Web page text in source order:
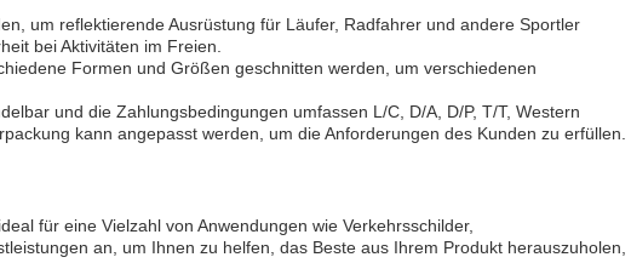
um reflektierende Ausrüstung für Läufer, Radfahrer und andere Sportler
bei Aktivitäten im Freien.
Formen und Größen geschnitten werden, um verschiedenen
und die Zahlungsbedingungen umfassen L/C, D/A, D/P, T/T, Western
kann angepasst werden, um die Anforderungen des Kunden zu erfüllen.
für eine Vielzahl von Anwendungen wie Verkehrsschilder,
an, um Ihnen zu helfen, das Beste aus Ihrem Produkt herauszuholen,